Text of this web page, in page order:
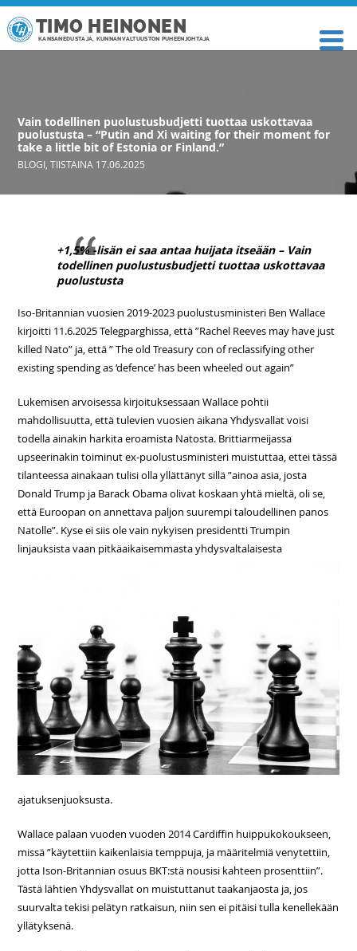
TIMO HEINONEN
KANSANEDUSTAJA, KUNNANVALTUUSTON PUHEENJOHTAJA
Vain todellinen puolustusbudjetti tuottaa uskottavaa
puolustusta – “Putin and Xi waiting for their moment for
take a little bit of Estonia or Finland.”
BLOGI ,TIISTAINA 17.06.2025
+1,5% -lisän ei saa antaa huijata itseään – Vain
todellinen puolustusbudjetti tuottaa uskottavaa
puolustusta
Iso-Britannian vuosien 2019-2023 puolustusministeri Ben Wallace
kirjoitti 11.6.2025 Telegparghissa, että ”Rachel Reeves may have just
killed Nato” ja, että ” The old Treasury con of reclassifying other
existing spending as ‘defence’ has been wheeled out again”
Lukemisen arvoisessa kirjoituksessaan Wallace pohtii
mahdollisuutta, että tulevien vuosien aikana Yhdysvallat voisi
todella ainakin harkita eroamista Natosta. Brittiarmeijassa
upseerinakin toiminut ex-puolustusministeri muistuttaa, ettei tässä
tilanteessa ainakaan tulisi olla yllättänyt sillä ”ainoa asia, josta
Donald Trump ja Barack Obama olivat koskaan yhtä mieltä, oli se,
että Euroopan on annettava paljon suurempi taloudellinen panos
Natolle”. Kyse ei siis ole vain nykyisen presidentti Trumpin
linjauksistavaan pitkäaikaisemmasta yhdysvaltalaisesta
ajatuksenjuoksusta.
Wallace palaan vuoden vuoden 2014 Cardiffin huippukokoukseen,
missä ”käytettiin kaikenlaisia ​​temppuja, ja määritelmiä venytettiin,
jotta Ison-Britannian osuus BKT:stä nousisi kahteen prosenttiin”.
Tästä lähtien Yhdysvallat on muistuttanut taakanjaosta ja, jos
suurvalta tekisi pelätyn ratkaisun, niin sen ei pitäisi tulla kenellekään
yllätyksenä.